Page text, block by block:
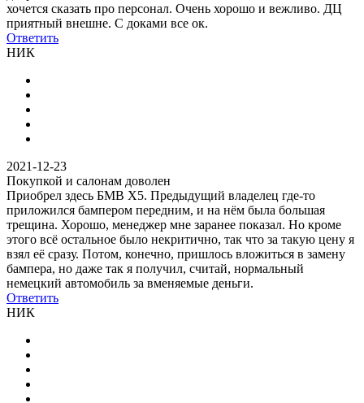
хочется сказать про персонал. Очень хорошо и вежливо. ДЦ
приятный внешне. С доками все ок.
Ответить
НИК
2021-12-23
Покупкой и салонам доволен
Приобрел здесь БМВ X5. Предыдущий владелец где-то
приложился бампером передним, и на нём была большая
трещина. Хорошо, менеджер мне заранее показал. Но кроме
этого всё остальное было некритично, так что за такую цену я
взял её сразу. Потом, конечно, пришлось вложиться в замену
бампера, но даже так я получил, считай, нормальный
немецкий автомобиль за вменяемые деньги.
Ответить
НИК